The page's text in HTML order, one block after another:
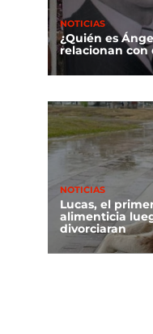
NOTICIAS
¿Quién es
relacionan con
NOTICIAS
Lucas, el
alimenticia
divorciaran